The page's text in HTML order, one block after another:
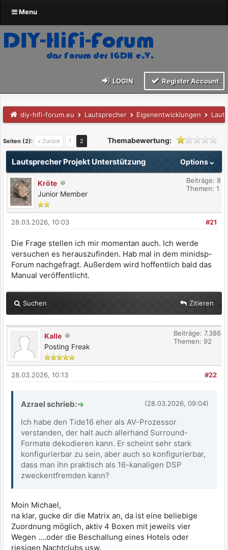
Menu
LOGIN Register Account
diy-hifi-forum.eu Lautsprecher Eigenentwicklungen
Seiten (2): « Zurück 1 2 Themabewertung:
Options
Lautsprecher Projekt Unterstützung
Kröte
Junior Member
Beiträge: 8
Themen: 1
#21
28.03.2026, 10:03
Die Frage stellen ich mir momentan auch. Ich werde
versuchen es herauszufinden. Hab mal in dem minidsp-
Forum nachgefragt. Außerdem wird hoffentlich bald das
Manual veröffentlicht.
Suchen Zitieren
Kalle
Posting Freak
Beiträge: 7.386
Themen: 92
#22
28.03.2026, 10:13
(28.03.2026, 09:04)
Azrael schrieb:
Ich habe den Tide16 eher als AV-Prozessor
verstanden, der halt auch allerhand Surround-
Formate dekodieren kann. Er scheint sehr stark
konfigurierbar zu sein, aber auch so konfigurierbar,
dass man ihn praktisch als 16-kanaligen DSP
zweckentfremden kann?
Moin Michael,
na klar, gucke dir die Matrix an, da ist eine beliebige
Zuordnung möglich, aktiv 4 Boxen mit jeweils vier
Wegen ....oder die Beschallung eines Hotels oder
riesigen Nachtclubs usw.